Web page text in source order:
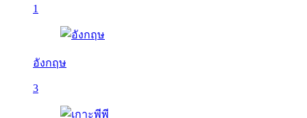
1
อังกฤษ
3